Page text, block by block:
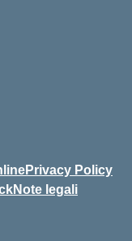
Privacy Policy
Note legali